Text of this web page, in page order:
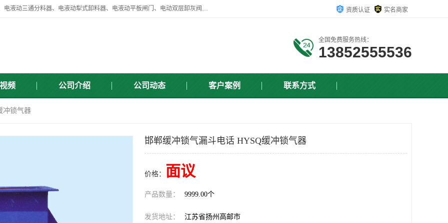
扬州中悦机械有限公司目前主要产品有：全自动液压纠偏器、液压拉紧、电液动三通分料器、电液动犁式卸料器、电液动平板闸门、电动双层卸灰阀、标准件、紧固件、液压泵站、新型电液推杆、皮带全自动液压调正器等，以及除尘通风类百余种产品系列。产品广泛适用于矿山、电力、煤矿、冶金、交通、化工、水利等行业。 资质认证 实名商家
全国免费服务热线：
13852555536
频 公司介绍 公司动态 客户案例 联系方式
冲锁气器
邯郸缓冲锁气漏斗电话 HYSQ缓冲锁气器
价格： 面议
产品数量： 9999.00个
发货地址： 江苏省扬州高邮市